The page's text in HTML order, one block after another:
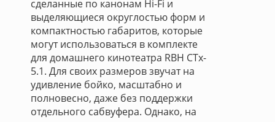
сделанные по канонам Hi-Fi и
выделяющиеся округлостью форм и
компактностью габаритов, которые
могут использоваться в комплекте
для домашнего кинотеатра RBH CTx-
5.1. Для своих размеров звучат на
удивление бойко, масштабно и
полновесно, даже без поддержки
отдельного сабвуфера. Однако, на